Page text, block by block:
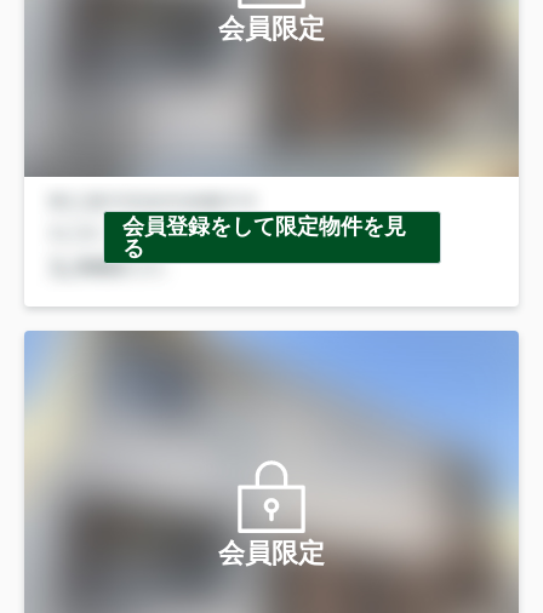
会員限定
会員登録をして限定物件を見
る
会員限定